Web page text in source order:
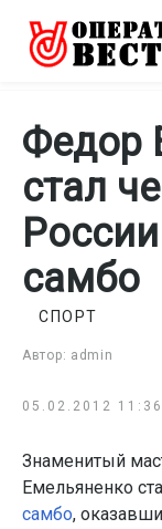
Федор
стал
самбо
Автор: admin
СПОРТ
05.02.2012 11:36
Знаменитый
Емельяненко
самбо,